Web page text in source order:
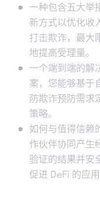
一种包含五大举
新方式以优化收
打击欺诈，最大
地提高受理量。
一个端到端的解
案，您能够基于
防欺诈预防需求
策略。
如何与值得信赖
作伙伴协同产生
验证的结果并安
促进 DeFi 的应用